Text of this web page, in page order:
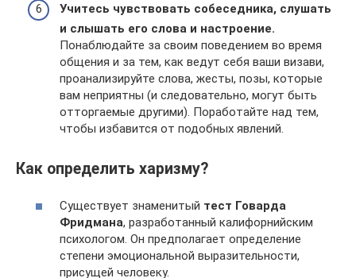
Учитесь чувствовать собеседника, слушать
и слышать его слова и настроение.
Понаблюдайте за своим поведением во время
общения и за тем, как ведут себя ваши визави,
проанализируйте слова, жесты, позы, которые
вам неприятны (и следовательно, могут быть
отторгаемые другими). Поработайте над тем,
чтобы избавится от подобных явлений.
Как определить харизму?
Существует знаменитый тест Говарда
Фридмана, разработанный калифорнийским
психологом. Он предполагает определение
степени эмоциональной выразительности,
присущей человеку.